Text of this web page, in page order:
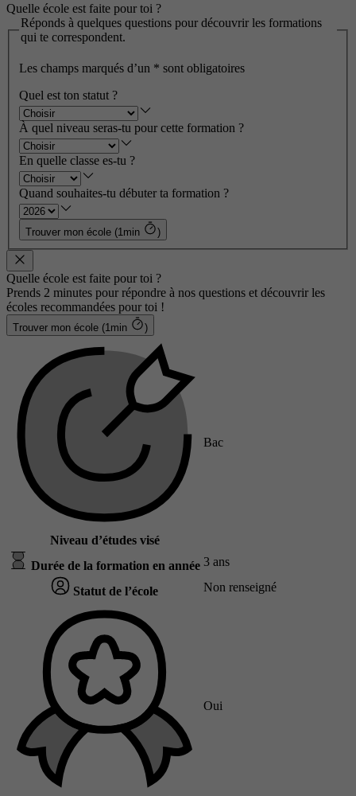
Quelle école est faite pour toi ?
Réponds à quelques questions pour découvrir les formations
qui te correspondent.
Les champs marqués d’un * sont obligatoires
Quel est ton statut ?
À quel niveau seras-tu pour cette formation ?
En quelle classe es-tu ?
Quand souhaites-tu débuter ta formation ?
Trouver mon école (1min )
Quelle école est faite pour toi ?
Prends 2 minutes pour répondre à nos questions et découvrir les
écoles recommandées pour toi !
Trouver mon école (1min )
Niveau d’études visé
Bac
Durée de la formation en année 3 ans
Statut de l’école Non renseigné
Oui